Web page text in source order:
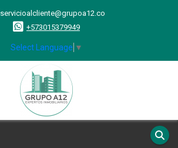
servicioalcliente@grupoa12.co
+573015379949
Select Language ▼